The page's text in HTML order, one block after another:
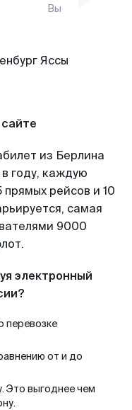
Вы
из Берлина
году, каждую
рейсов и 10
самая
9000
электронный
перевозке
от и до
Это выгоднее чем